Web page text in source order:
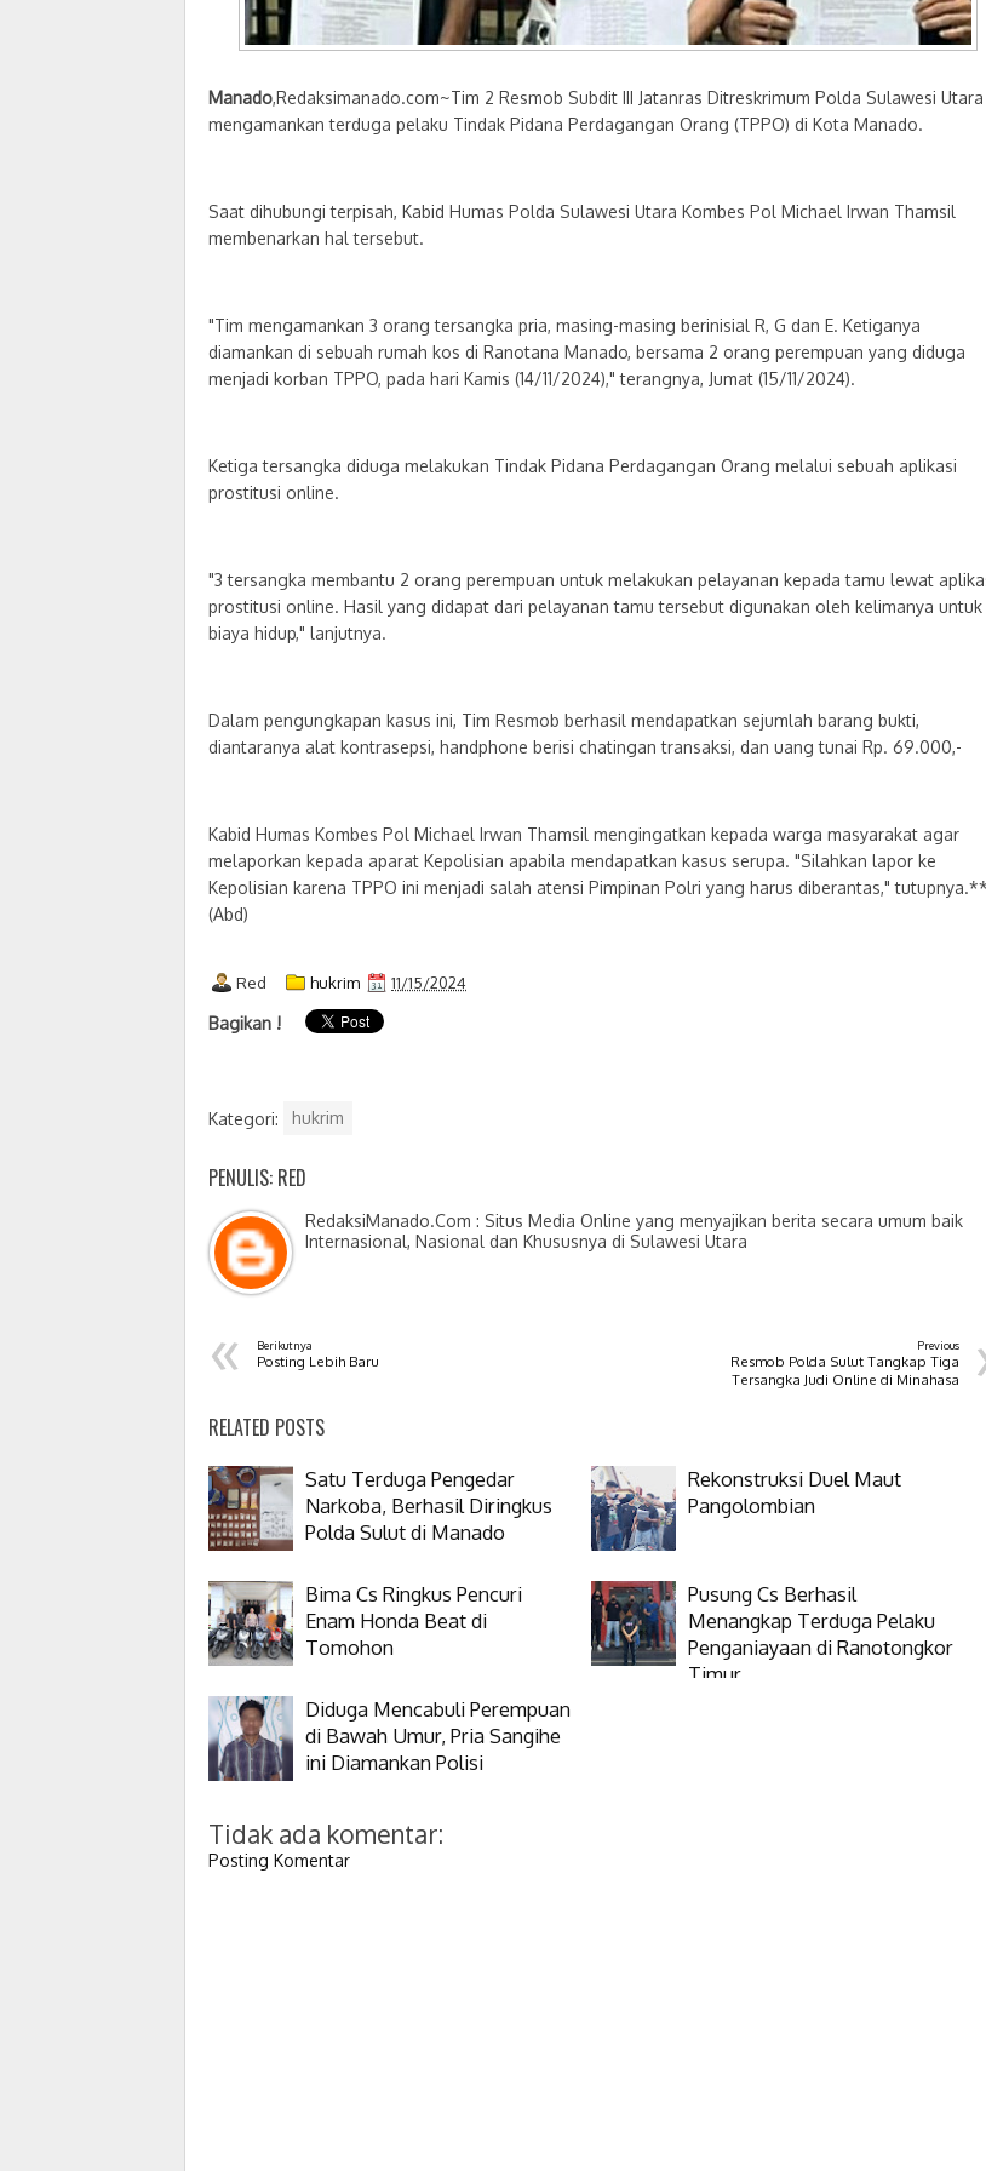
Manado,Redaksimanado.com~Tim 2 Resmob Subdit III Jatanras Ditreskrimum Polda Sulawesi Utara
mengamankan terduga pelaku Tindak Pidana Perdagangan Orang (TPPO) di Kota Manado.
Saat dihubungi terpisah, Kabid Humas Polda Sulawesi Utara Kombes Pol Michael Irwan Thamsil
membenarkan hal tersebut.
"Tim mengamankan 3 orang tersangka pria, masing-masing berinisial R, G dan E. Ketiganya
diamankan di sebuah rumah kos di Ranotana Manado, bersama 2 orang perempuan yang diduga
menjadi korban TPPO, pada hari Kamis (14/11/2024)," terangnya, Jumat (15/11/2024).
Ketiga tersangka diduga melakukan Tindak Pidana Perdagangan Orang melalui sebuah aplikasi
prostitusi online.
"3 tersangka membantu 2 orang perempuan untuk melakukan pelayanan kepada tamu lewat
prostitusi online. Hasil yang didapat dari pelayanan tamu tersebut digunakan oleh kelimanya untuk
biaya hidup," lanjutnya.
Dalam pengungkapan kasus ini, Tim Resmob berhasil mendapatkan sejumlah barang bukti,
diantaranya alat kontrasepsi, handphone berisi chatingan transaksi, dan uang tunai Rp. 69.000,-
Kabid Humas Kombes Pol Michael Irwan Thamsil mengingatkan kepada warga masyarakat agar
melaporkan kepada aparat Kepolisian apabila mendapatkan kasus serupa. "Silahkan lapor ke
Kepolisian karena TPPO ini menjadi salah atensi Pimpinan Polri yang harus diberantas," tutupnya.**
(Abd)
Red hukrim 11/15/2024
Bagikan !
Kategori: hukrim
PENULIS: RED
RedaksiManado.Com : Situs Media Online yang menyajikan berita secara umum baik
Internasional, Nasional dan Khususnya di Sulawesi Utara
« Berikutnya
Posting Lebih Baru
Previous
Resmob Polda Sulut Tangkap Tiga
Tersangka Judi Online di Minahasa
RELATED POSTS
Satu Terduga Pengedar
Narkoba, Berhasil Diringkus
Polda Sulut di Manado
Rekonstruksi Duel Maut
Pangolombian
Bima Cs Ringkus Pencuri
Enam Honda Beat di
Tomohon
Pusung Cs Berhasil
Menangkap Terduga Pelaku
Penganiayaan di Ranotongkor
Timur
Diduga Mencabuli Perempuan
di Bawah Umur, Pria Sangihe
ini Diamankan Polisi
Tidak ada komentar:
Posting Komentar